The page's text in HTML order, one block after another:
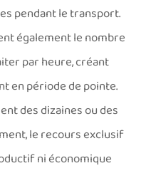
pendant le transport.
également le nombre
par heure, créant
en période de pointe.
des dizaines ou des
le recours exclusif
ni économique